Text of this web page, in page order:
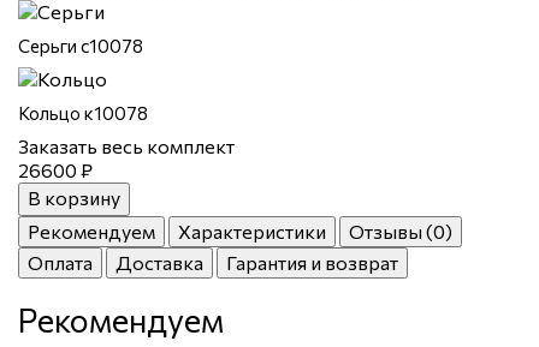
Серьги с10078
Кольцо к10078
Заказать весь комплект
26600 ₽
В корзину
Рекомендуем
Характеристики
Отзывы (0)
Оплата
Доставка Гарантия и возврат
Рекомендуем